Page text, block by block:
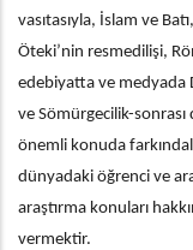
vasıtasıyla, İslam ve
Öteki’nin resmedilişi,
edebiyatta ve medyada
ve Sömürgecilik-
önemli konuda
dünyadaki öğrenci ve
araştırma konuları
vermektir.